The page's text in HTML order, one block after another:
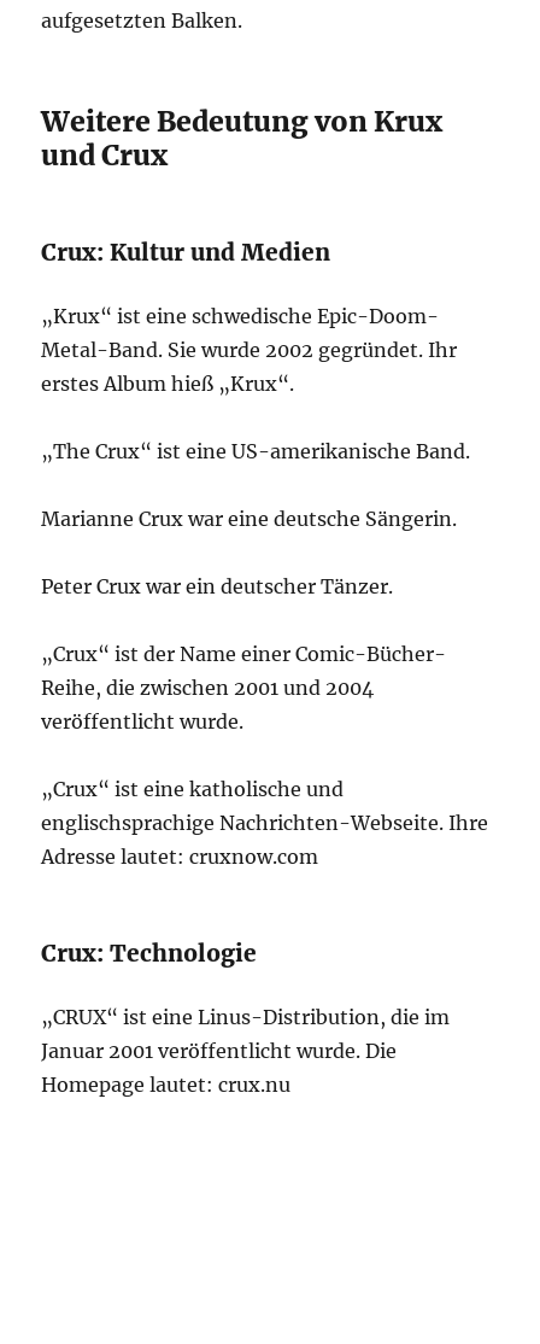
aufgesetzten Balken.
Weitere Bedeutung von Krux
und Crux
Crux: Kultur und Medien
„Krux“ ist eine schwedische Epic-Doom-
Metal-Band. Sie wurde 2002 gegründet. Ihr
erstes Album hieß „Krux“.
„The Crux“ ist eine US-amerikanische Band.
Marianne Crux war eine deutsche Sängerin.
Peter Crux war ein deutscher Tänzer.
„Crux“ ist der Name einer Comic-Bücher-
Reihe, die zwischen 2001 und 2004
veröffentlicht wurde.
„Crux“ ist eine katholische und
englischsprachige Nachrichten-Webseite. Ihre
Adresse lautet: cruxnow.com
Crux: Technologie
„CRUX“ ist eine Linus-Distribution, die im
Januar 2001 veröffentlicht wurde. Die
Homepage lautet: crux.nu